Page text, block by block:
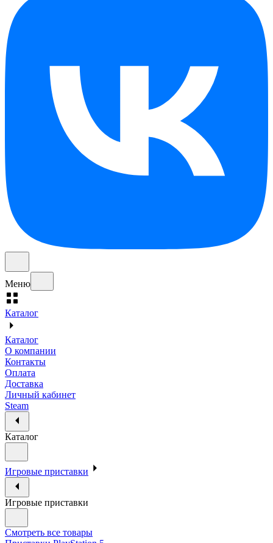
Меню
Каталог
Каталог
О компании
Контакты
Оплата
Доставка
Личный кабинет
Steam
Каталог
Игровые приставки
Игровые приставки
Смотреть все товары